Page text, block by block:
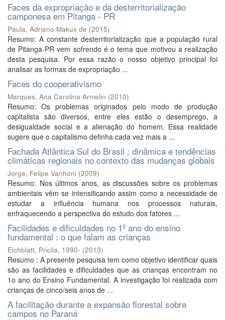
Faces da expropriação e da desterritorialização
camponesa em Pitanga - PR
Paula, Adriano Makux de (2015)
Resumo: A constante desterritorialização que a população rural
de Pitanga-PR vem sofrendo é o tema que motivou a realização
desta pesquisa. Por essa razão o nosso objetivo principal foi
analisar as formas de expropriação ...
Faces do cooperativismo
Marques, Ana Carolina Armelin (2010)
Resumo: Os problemas originados pelo modo de produção
capitalista são diversos, entre eles estão o desemprego, a
desigualdade social e a alienação do homem. Essa realidade
sugere que o capitalismo definha cada vez mais a ...
Fachada Atlântica Sul do Brasil : dinâmica e tendências
climáticas regionais no contexto das mudanças globais
Jorge, Felipe Vanhoni (2009)
Resumo: Nos últimos anos, as discussões sobre os problemas
ambientais vêm se intensificando assim como a necessidade de
estudar a influência humana nos processos naturais,
enfraquecendo a perspectiva do estudo dos fatores ...
Facilidades e dificuldades no 1º ano do ensino
fundamental : o que falam as crianças
Eichblatt, Pricila, 1990- (2013)
Resumo : A presente pesquisa tem como objetivo identificar quais
são as facilidades e dificuldades que as crianças encontram no
1o ano do Ensino Fundamental. A investigação foi realizada com
crianças de cinco/seis anos de ...
A facilitação durante a expansão florestal sobre
campos no Paraná